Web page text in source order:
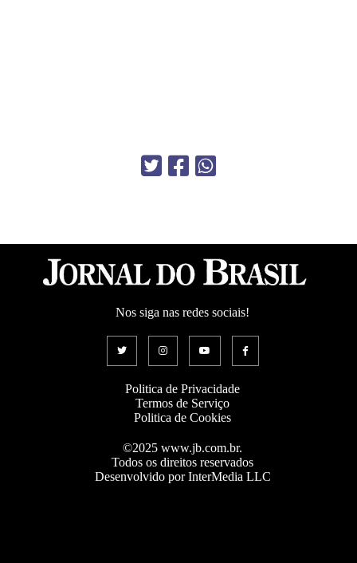
Nos siga nas redes sociais!
Politica de Privacidade
Termos de Serviço
Politica de Cookies
©2025 www.jb.com.br.
Todos os direitos reservados
Desenvolvido por InterMedia LLC